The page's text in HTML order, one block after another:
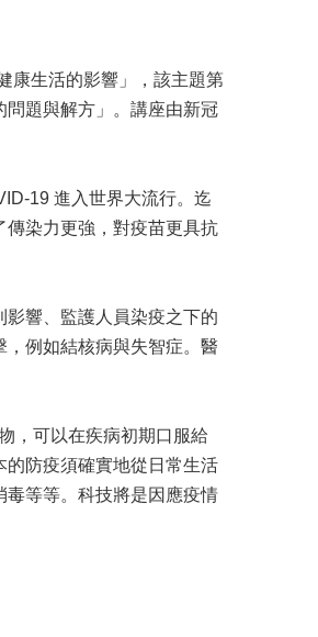
康生活的影響」，該主題第
問題與解方」。講座由新冠
19 進入世界大流行。迄
染力更強，對疫苗更具抗
響、監護人員染疫之下的
例如結核病與失智症。醫
，可以在疾病初期口服給
防疫須確實地從日常生活
等等。科技將是因應疫情